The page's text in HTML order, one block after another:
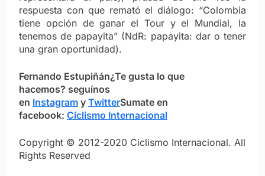
respuesta con que remató el diálogo: “Colombia
tiene opción de ganar el Tour y el Mundial, la
tenemos de papayita” (NdR: papayita: dar o tener
una gran oportunidad).
Fernando Estupiñán¿Te gusta lo que
hacemos? seguínos
en Instagram y TwitterSumate en
facebook: Ciclismo Internacional
Copyright © 2012-2020 Ciclismo Internacional. All
Rights Reserved